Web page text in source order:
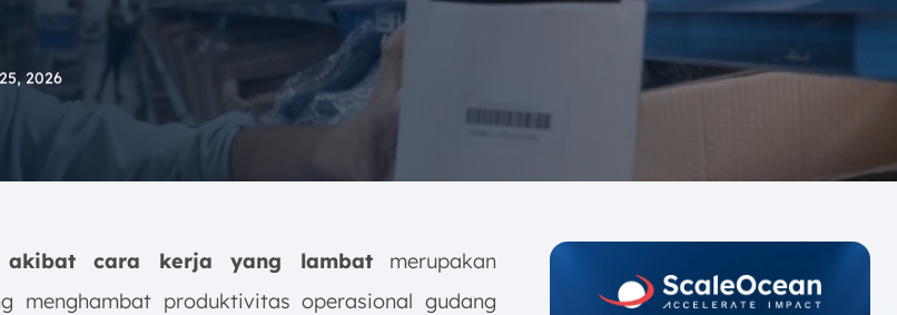
2026
akibat cara kerja yang lambatmerupakan
menghambat produktivitas operasional gudang